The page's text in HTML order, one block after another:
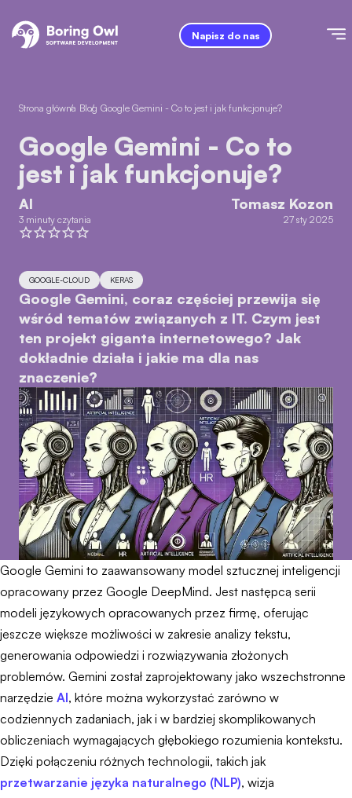
Napisz do nas
Strona główna
/ Blog
/ Google Gemini - Co to jest i jak funkcjonuje?
Google Gemini - Co to
jest i jak funkcjonuje?
AI
3 minuty czytania
Tomasz Kozon
27 sty 2025
GOOGLE-CLOUD KERAS
Google Gemini, coraz częściej przewija się
wśród tematów związanych z IT. Czym jest
ten projekt giganta internetowego? Jak
dokładnie działa i jakie ma dla nas
znaczenie?
Google Gemini to zaawansowany model sztucznej inteligencji
opracowany przez Google DeepMind. Jest następcą serii
modeli językowych opracowanych przez firmę, oferując
jeszcze większe możliwości w zakresie analizy tekstu,
generowania odpowiedzi i rozwiązywania złożonych
problemów. Gemini został zaprojektowany jako wszechstronne
narzędzie AI, które można wykorzystać zarówno w
codziennych zadaniach, jak i w bardziej skomplikowanych
obliczeniach wymagających głębokiego rozumienia kontekstu.
Dzięki połączeniu różnych technologii, takich jak
przetwarzanie języka naturalnego (NLP), wizja